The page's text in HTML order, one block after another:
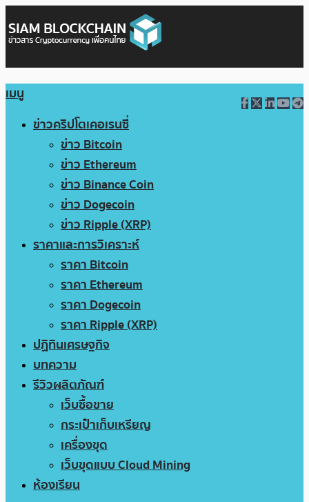
เมนู
ข่าวคริปโตเคอเรนซี่
ข่าว Bitcoin
ข่าว Ethereum
ข่าว Binance Coin
ข่าว Dogecoin
ข่าว Ripple (XRP)
ราคาและการวิเคราะห์
ราคา Bitcoin
ราคา Ethereum
ราคา Dogecoin
ราคา Ripple (XRP)
ปฏิทินเศรษฐกิจ
บทความ
รีวิวผลิตภัณฑ์
เว็บซื้อขาย
กระเป๋าเก็บเหรียญ
เครื่องขุด
เว็บขุดแบบ Cloud Mining
ห้องเรียน